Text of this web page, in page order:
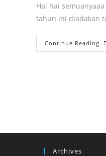
Hai hai
tahun ini diadakan
Continue Reading
Archives